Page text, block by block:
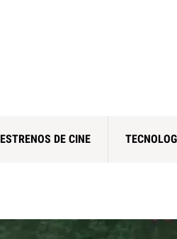
ESTRENOS DE CINE